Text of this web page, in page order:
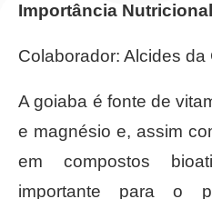
Importância
Colaborador: Alcides
A goiaba é fonte de
e magnésio e, assim
em compostos
importante para o